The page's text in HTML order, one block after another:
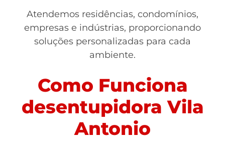
Atendemos residências, condomínios,
empresas e indústrias, proporcionando
soluções personalizadas para cada
ambiente.
Como Funciona
desentupidora Vila
Antonio